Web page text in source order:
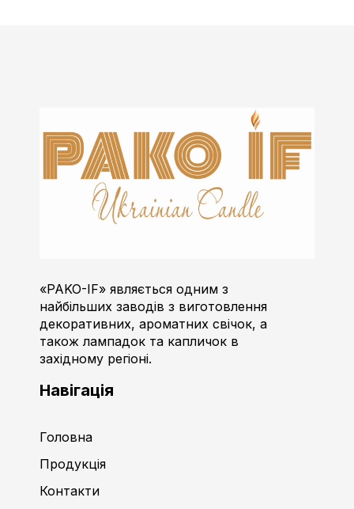
«PAKO-IF» являється одним з
найбільших заводів з виготовлення
декоративних, ароматних свічок, а
також лампадок та капличок в
західному регіоні.
Навігація
Головна
Продукція
Контакти